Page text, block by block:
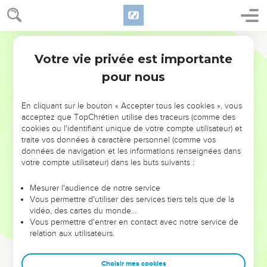
NE MANQUEZ PAS L’ÉVÉNEMENT
DE L’ANNÉE !
ET SI LEURS ERREURS POUVAIENT VOUS ÉVITER LES
VOTRES ?
leur foi ou leur vision. Mais on voit moins les doutes, les erreurs
et les saisons difficiles qu'ils ont traversés, alors même que ce
sont elles qui les ont façonnés.
Dans cette conférence, leaders, entrepreneurs, et responsables
clés pour avancer avec plus de sagesse afin que leurs erreurs
Votre vie privée est importante
pour nous
En cliquant sur le bouton « Accepter tous les cookies », vous
acceptez que TopChrétien utilise des traceurs (comme des
cookies ou l'identifiant unique de votre compte utilisateur) et
traite vos données à caractère personnel (comme vos
données de navigation et les informations renseignées dans
votre compte utilisateur) dans les buts suivants :
Mesurer l'audience de notre service
Vous permettre d'utiliser des services tiers tels que de la
vidéo, des cartes du monde…
Vous permettre d'entrer en contact avec notre service de
relation aux utilisateurs.
Choisir mes cookies